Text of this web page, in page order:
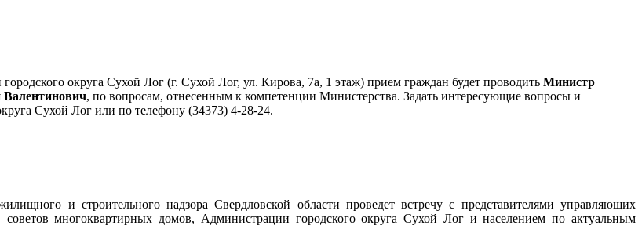
округа Сухой Лог (г. Сухой Лог, ул. Кирова, 7а, 1 этаж) прием граждан будет проводить Министр
Валентинович, по вопросам, отнесенным к компетенции Министерства. Задать интересующие вопросы и
Сухой Лог или по телефону (34373) 4-28-24.
и строительного надзора Свердловской области проведет встречу с представителями управляющих
многоквартирных домов, Администрации городского округа Сухой Лог и населением по актуальным